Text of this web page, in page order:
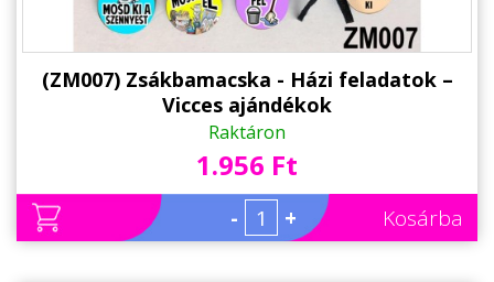
(ZM007) Zsákbamacska - Házi feladatok –
Vicces ajándékok
Raktáron
1.956 Ft
- + Kosárba